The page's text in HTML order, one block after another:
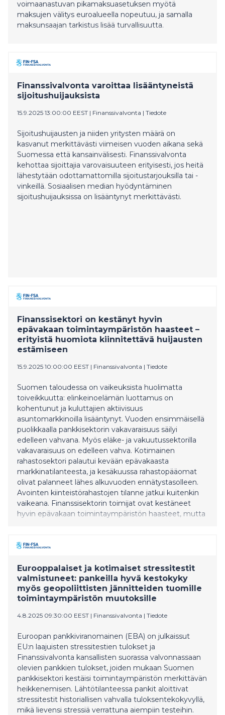
voimaanastuvan pikamaksuasetuksen myötä
maksujen välitys euroalueella nopeutuu, ja samalla
maksunsaajan tarkistus lisää turvallisuutta.
Finanssivalvonta varoittaa lisääntyneistä
sijoitushuijauksista
15.9.2025 13:00:00 EEST | Finanssivalvonta | Tiedote
Sijoitushuijausten ja niiden yritysten määrä on
kasvanut merkittävästi viimeisen vuoden aikana sekä
Suomessa että kansainvälisesti. Finanssivalvonta
kehottaa sijoittajia varovaisuuteen erityisesti, jos heitä
lähestytään odottamattomilla sijoitustarjouksilla tai -
vinkeillä. Sosiaalisen median hyödyntäminen
sijoitushuijauksissa on lisääntynyt merkittävästi.
Finanssisektori on kestänyt hyvin
epävakaan toimintaympäristön haasteet –
erityistä huomiota kiinnitettävä huijausten
estämiseen
15.9.2025 10:00:00 EEST | Finanssivalvonta | Tiedote
Suomen taloudessa on vaikeuksista huolimatta
toiveikkuutta: elinkeinoelämän luottamus on
kohentunut ja kuluttajien aktiivisuus
asuntomarkkinoilla lisääntynyt. Vuoden ensimmäisellä
puolikkaalla pankkisektorin vakavaraisuus säilyi
edelleen vahvana. Myös eläke- ja vakuutussektorilla
vakavaraisuus on edelleen vahva. Kotimainen
rahastosektori palautui kevään epävakaasta
markkinatilanteesta, ja kesäkuussa rahastopääomat
olivat palanneet lähes alkuvuoden ennätystasolleen.
Avointen kiinteistörahastojen tilanne jatkui kuitenkin
vaikeana. Finanssisektorin toimijat ovat kestäneet
hyvin epävakaan toimintaympäristön haasteet, mutta
Eurooppalaiset ja kotimaiset stressitestit
valmistuneet: pankeilla hyvä kestokyky
myös geopoliittisten jännitteiden tuomille
toimintaympäristön muutoksille
4.8.2025 09:30:00 EEST | Finanssivalvonta | Tiedote
Euroopan pankkiviranomainen (EBA) on julkaissut
EU:n laajuisten stressitestien tulokset ja
Finanssivalvonta kansallisten suorassa valvonnassaan
olevien pankkien tulokset, joiden mukaan Suomen
pankkisektori kestäisi toimintaympäristön merkittävän
heikkenemisen. Lähtötilanteessa pankit aloittivat
stressitestit historiallisen vahvalla tuloksentekokyvyllä,
mikä lievensi stressiä verrattuna aiempiin testeihin.